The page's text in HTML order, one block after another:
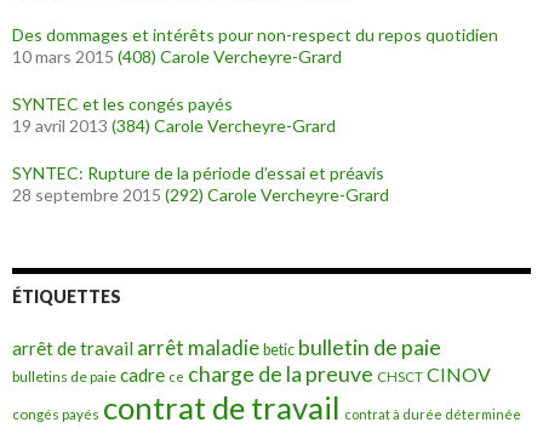
Des dommages et intérêts pour non-respect du repos quotidien
10 mars 2015 (408) Carole Vercheyre-Grard
SYNTEC et les congés payés
19 avril 2013 (384) Carole Vercheyre-Grard
SYNTEC: Rupture de la période d’essai et préavis
28 septembre 2015 (292) Carole Vercheyre-Grard
ÉTIQUETTES
arrêt de travail arrêt maladie betic bulletin de paie
bulletins de paie cadre ce charge de la preuve CHSCT CINOV
congés payés contrat de travail contrat à durée déterminée